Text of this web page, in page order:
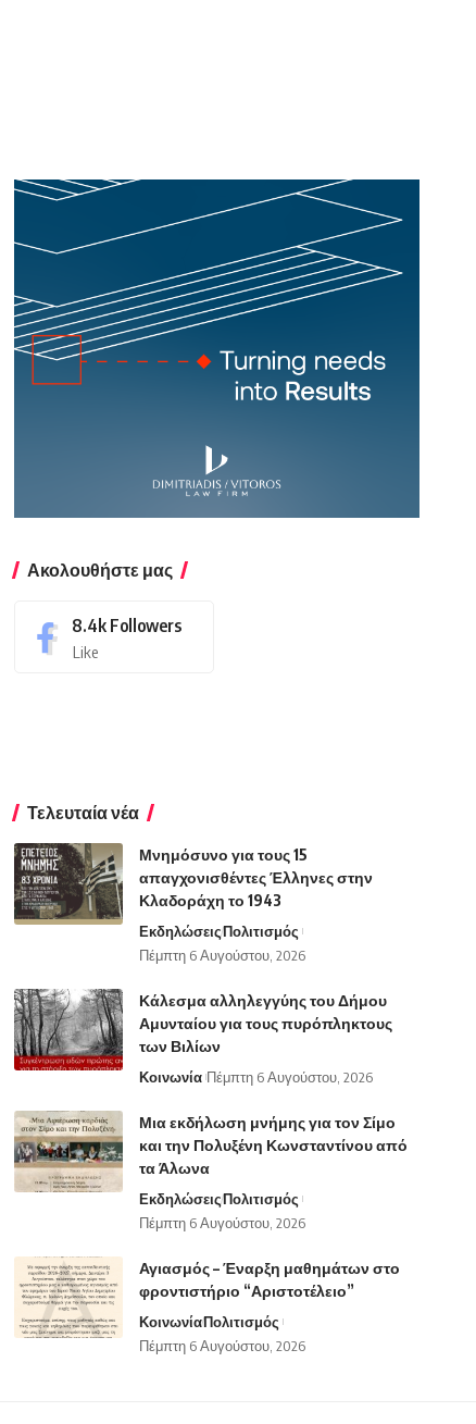
Ακολουθήστε μας
8.4k Followers
Like
Τελευταία νέα
Μνημόσυνο για τους 15
απαγχονισθέντες Έλληνες στην
Κλαδοράχη το 1943
ΕκδηλώσειςΠολιτισμός
Πέμπτη 6 Αυγούστου, 2026
Κάλεσμα αλληλεγγύης του Δήμου
Αμυνταίου για τους πυρόπληκτους
των Βιλίων
Κοινωνία Πέμπτη 6 Αυγούστου, 2026
Μια εκδήλωση μνήμης για τον Σίμο
και την Πολυξένη Κωνσταντίνου από
τα Άλωνα
ΕκδηλώσειςΠολιτισμός
Πέμπτη 6 Αυγούστου, 2026
Αγιασμός – Έναρξη μαθημάτων στο
φροντιστήριο “Αριστοτέλειο”
ΚοινωνίαΠολιτισμός
Πέμπτη 6 Αυγούστου, 2026